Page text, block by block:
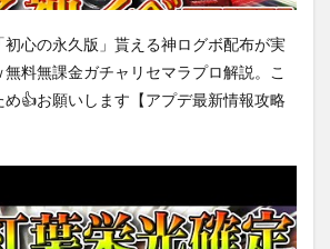
初心の永久版」貰える神ログボ配布が実
料無課金ガチャリセマラプロ解説。こ
め👍お願いします【アプデ最新情報攻略